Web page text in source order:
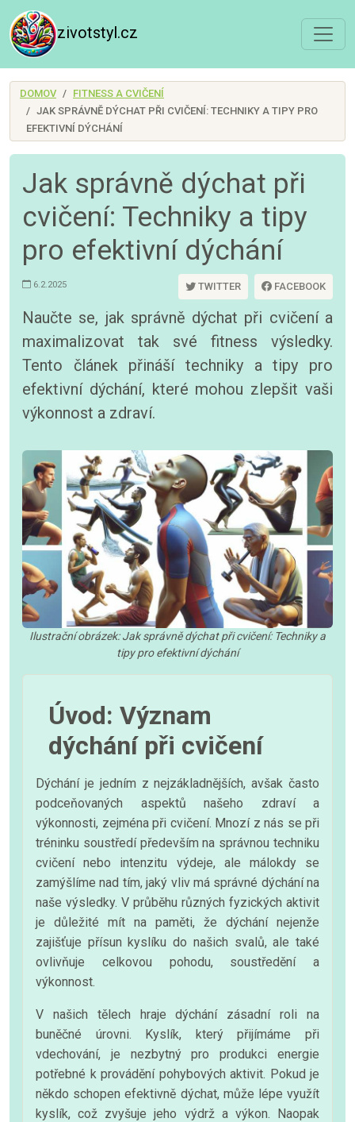
zivotstyl.cz
DOMOV
FITNESS A CVIČENÍ
JAK SPRÁVNĚ DÝCHAT PŘI CVIČENÍ: TECHNIKY A TIPY PRO
EFEKTIVNÍ DÝCHÁNÍ
Jak správně dýchat při
cvičení: Techniky a tipy
pro efektivní dýchání
6.2.2025 TWITTER FACEBOOK
Naučte se, jak správně dýchat při cvičení a
maximalizovat tak své fitness výsledky.
Tento článek přináší techniky a tipy pro
efektivní dýchání, které mohou zlepšit vaši
výkonnost a zdraví.
Ilustrační obrázek: Jak správně dýchat při cvičení: Techniky a
tipy pro efektivní dýchání
Úvod: Význam
dýchání při cvičení
Dýchání je jedním z nejzákladnějších, avšak často
podceňovaných aspektů našeho zdraví a
výkonnosti, zejména při cvičení. Mnozí z nás se při
tréninku soustředí především na správnou techniku
cvičení nebo intenzitu výdeje, ale málokdy se
zamýšlíme nad tím, jaký vliv má správné dýchání na
naše výsledky. V průběhu různých fyzických aktivit
je důležité mít na paměti, že dýchání nejenže
zajišťuje přísun kyslíku do našich svalů, ale také
ovlivňuje celkovou pohodu, soustředění a
výkonnost.
V našich tělech hraje dýchání zásadní roli na
buněčné úrovni. Kyslík, který přijímáme při
vdechování, je nezbytný pro produkci energie
potřebné k provádění pohybových aktivit. Pokud je
někdo schopen efektivně dýchat, může lépe využít
kyslík, což zvyšuje jeho výdrž a výkon. Naopak